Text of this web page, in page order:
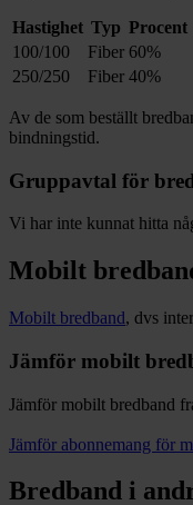
Hastighet Typ Procent
100/100
Fiber 60%
250/250
Fiber 40%
Av de som beställt
bindningstid.
Gruppavtal för
Vi har inte kunnat hitta
Mobilt
Mobilt bredband, dvs
Jämför mobilt
Jämför mobilt bredband
Jämför abonnemang för
Bredband i